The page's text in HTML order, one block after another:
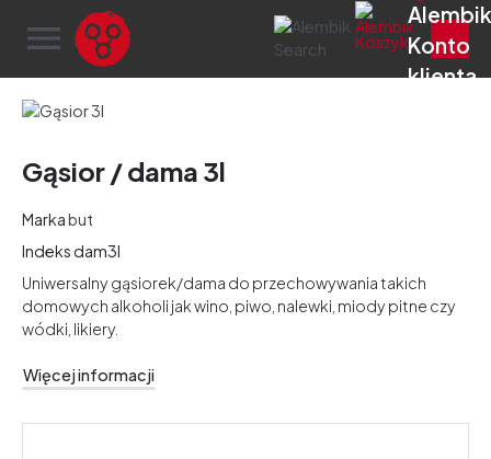
menu
Gąsior / dama 3l
Markabut
Indeks dam3l
Uniwersalny gąsiorek/dama do przechowywania takich
domowych alkoholi jak wino, piwo, nalewki, miody pitne czy
wódki, likiery.
Więcej informacji